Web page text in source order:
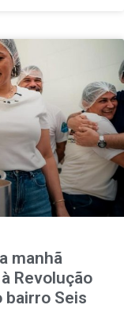
manhã
Revolução
bairro Seis